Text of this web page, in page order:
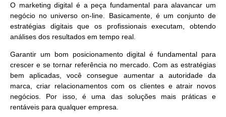
O marketing digital é a peça fundamental para alavancar um
negócio no universo on-line. Basicamente, é um conjunto de
estratégias digitaisque os profissionais executam, obtendo
análises dos resultados em tempo real.
Garantir um bom posicionamento digital é fundamental para
crescer e se tornar referência no mercado . Com as estratégias
bem aplicadas, você consegue aumentar a autoridade da
marca, criar relacionamentos com os clientes e atrair novos
negócios. Por isso, é uma das soluções mais práticas e
rentáveis para qualquer empresa.